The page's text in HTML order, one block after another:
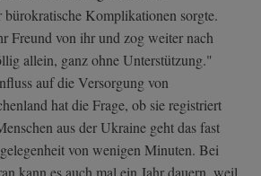
Komplikationen sorgte.
Freund von ihr und zog weiter nach
allein, ganz ohne Unterstützung."
auf die Versorgung von
hat die Frage, ob sie registriert
aus der Ukraine geht das fast
von wenigen Minuten. Bei
kann es auch mal ein Jahr dauern, weil